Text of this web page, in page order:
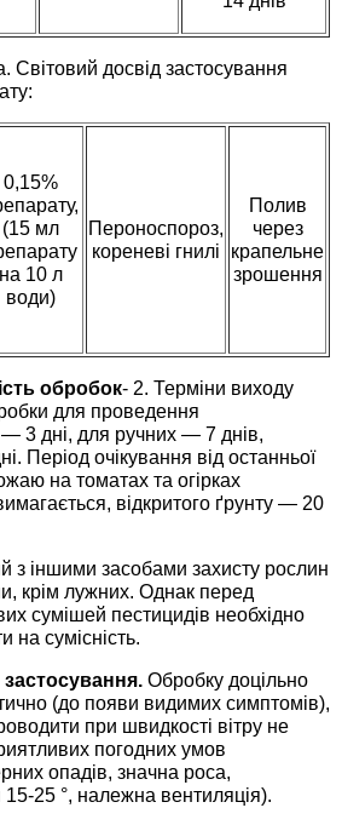
Світовий досвід застосування
0,15%
(15 мл
на 10 л
води)
Пероноспороз,
кореневі гнилі
Полив
через
крапельне
зрошення
обробок- 2. Терміни виходу
для проведення
— 3 дні, для ручних — 7 днів,
Період очікування від останньої
на томатах та огірках
відкритого ґрунту — 20
з іншими засобами захисту рослин
крім лужних. Однак перед
сумішей пестицидів необхідно
на сумісність.
Обробку доцільно
(до появи видимих симптомів),
при швидкості вітру не
погодних умов
опадів, значна роса,
25 °, належна вентиляція).